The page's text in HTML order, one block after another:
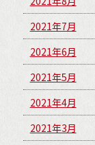
2021年7月
2021年6月
2021年5月
2021年4月
2021年3月